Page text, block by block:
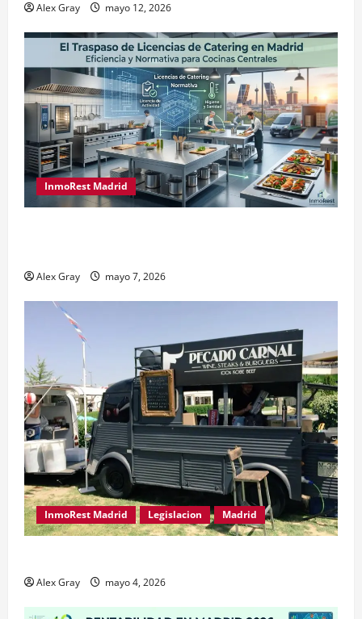
Alex Gray mayo 12, 2026
InmoRest Madrid
Alex Gray mayo 7, 2026
InmoRest Madrid Legislacion Madrid
Alex Gray mayo 4, 2026